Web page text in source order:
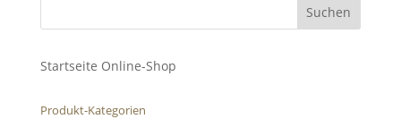
Startseite Online-Shop
Produkt-Kategorien